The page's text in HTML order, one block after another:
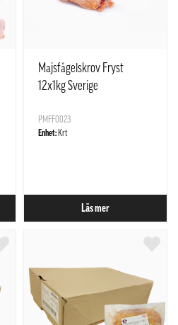
Majsfågelskrov Fryst
12x1kg Sverige
PMFF0023
Enhet: Krt
Läs mer